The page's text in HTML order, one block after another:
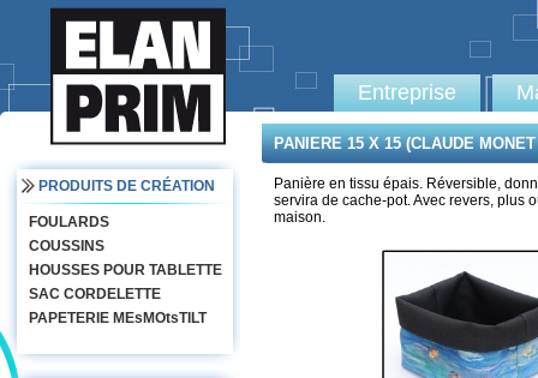
Entreprise
PRODUITS DE CRÉATION
FOULARDS
COUSSINS
HOUSSES POUR TABLETTE
SAC CORDELETTE
PAPETERIE MEsMOtsTILT
PANIERE 15 X 15 (CLAUDE
Panière en tissu épais. Réversible,
servira de cache-pot. Avec revers, plus
maison.